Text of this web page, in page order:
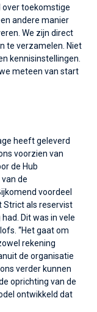
over toekomstige
andere manier
We zijn direct
te verzamelen. Niet
kennisinstellingen.
meteen van start
heeft geleverd
voorzien van
de Hub
de
voordeel
Strict als reservist
Dit was in vele
“Het gaat om
rekening
de organisatie
verder kunnen
oprichting van de
ontwikkeld dat